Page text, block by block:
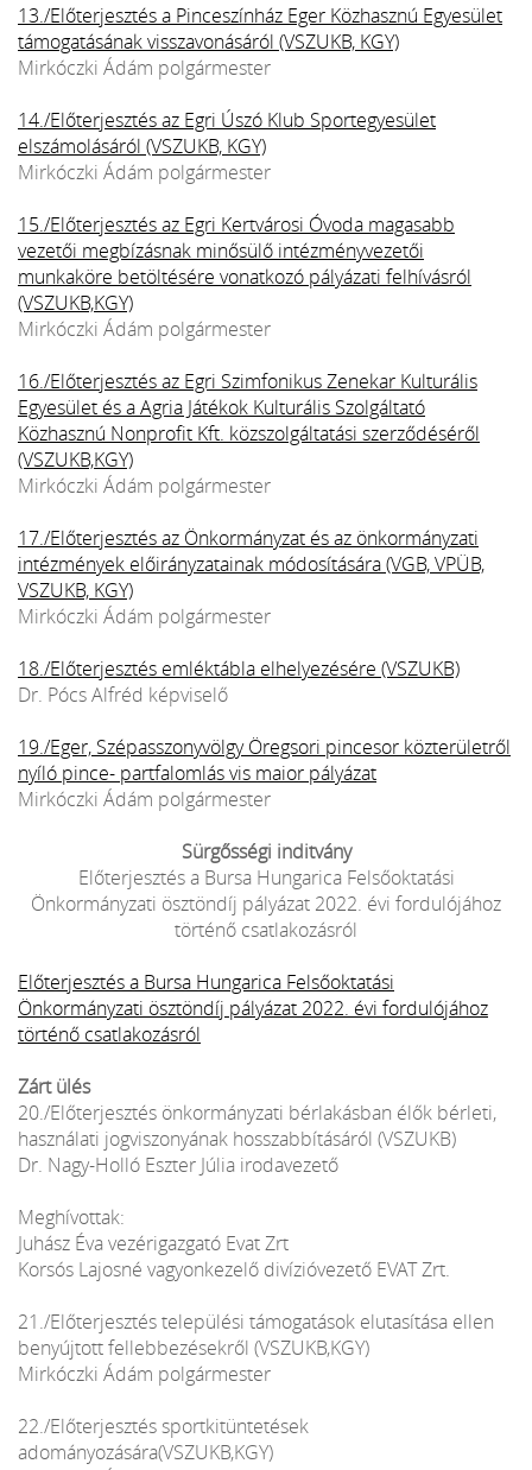
13./Előterjesztés a Pinceszínház Eger Közhasznú Egyesület
támogatásának visszavonásáról (VSZUKB, KGY)
Mirkóczki Ádám polgármester
14./Előterjesztés az Egri Úszó Klub Sportegyesület
elszámolásáról (VSZUKB, KGY)
Mirkóczki Ádám polgármester
15./Előterjesztés az Egri Kertvárosi Óvoda magasabb
vezetői megbízásnak minősülő intézményvezetői
munkaköre betöltésére vonatkozó pályázati felhívásról
(VSZUKB,KGY)
Mirkóczki Ádám polgármester
16./Előterjesztés az Egri Szimfonikus Zenekar Kulturális
Egyesület és a Agria Játékok Kulturális Szolgáltató
Közhasznú Nonprofit Kft. közszolgáltatási szerződéséről
(VSZUKB,KGY)
Mirkóczki Ádám polgármester
17./Előterjesztés az Önkormányzat és az önkormányzati
intézmények előirányzatainak módosítására (VGB, VPÜB,
VSZUKB, KGY)
Mirkóczki Ádám polgármester
18./Előterjesztés emléktábla elhelyezésére (VSZUKB)
Dr. Pócs Alfréd képviselő
19./Eger, Szépasszonyvölgy Öregsori pincesor közterületről
nyíló pince- partfalomlás vis maior pályázat
Mirkóczki Ádám polgármester
Sürgősségi inditvány
Előterjesztés a Bursa Hungarica Felsőoktatási
Önkormányzati ösztöndíj pályázat 2022. évi fordulójához
történő csatlakozásról
Előterjesztés a Bursa Hungarica Felsőoktatási
Önkormányzati ösztöndíj pályázat 2022. évi fordulójához
történő csatlakozásról
Zárt ülés
20./Előterjesztés önkormányzati bérlakásban élők bérleti,
használati jogviszonyának hosszabbításáról (VSZUKB)
Dr. Nagy-Holló Eszter Júlia irodavezető
Meghívottak:
Juhász Éva vezérigazgató Evat Zrt
Korsós Lajosné vagyonkezelő divízióvezető EVAT Zrt.
21./Előterjesztés települési támogatások elutasítása ellen
benyújtott fellebbezésekről (VSZUKB,KGY)
Mirkóczki Ádám polgármester
22./Előterjesztés sportkitüntetések
adományozására(VSZUKB,KGY)